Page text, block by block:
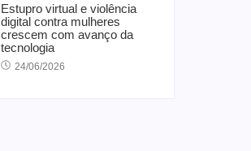
Estupro virtual e violência
digital contra mulheres
crescem com avanço da
tecnologia
24/06/2026